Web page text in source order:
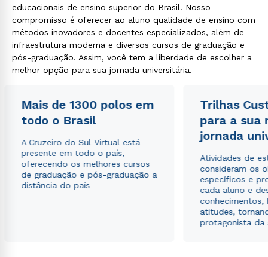
educacionais de ensino superior do Brasil. Nosso
compromisso é oferecer ao aluno qualidade de ensino com
métodos inovadores e docentes especializados, além de
infraestrutura moderna e diversos cursos de graduação e
pós-graduação. Assim, você tem a liberdade de escolher a
melhor opção para sua jornada universitária.
Mais de 1300 polos em
todo o Brasil
A Cruzeiro do Sul Virtual está
presente em todo o país,
oferecendo os melhores cursos
de graduação e pós-graduação a
distância do país
Trilhas
para a sua
jornada
Atividades de
consideram os
específicos e
cada aluno e
conhecimentos,
atitudes,
protagonista da